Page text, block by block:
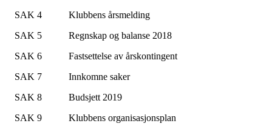
SAK 4 Klubbens årsmelding
SAK 5 Regnskap og balanse 2018
SAK 6 Fastsettelse av årskontingent
SAK 7 Innkomne saker
SAK 8 Budsjett 2019
SAK 9 Klubbens organisasjonsplan